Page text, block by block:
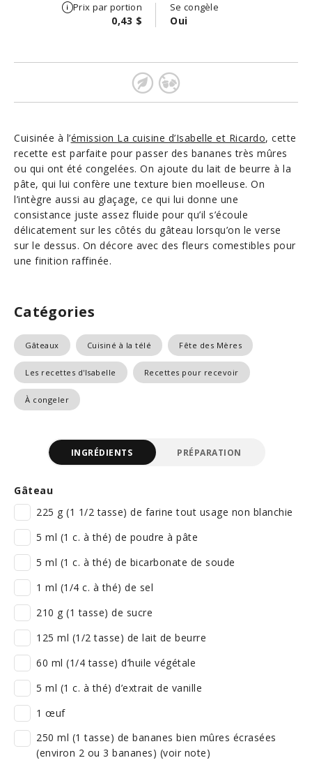
Prix par portion
0,43 $
Se congèle
Oui
Cuisinée à l’émission La cuisine d’Isabelle et Ricardo, cette
recette est parfaite pour passer des bananes très mûres
ou qui ont été congelées. On ajoute du lait de beurre à la
pâte, qui lui confère une texture bien moelleuse. On
l’intègre aussi au glaçage, ce qui lui donne une
consistance juste assez fluide pour qu’il s’écoule
délicatement sur les côtés du gâteau lorsqu’on le verse
sur le dessus. On décore avec des fleurs comestibles pour
une finition raffinée.
Catégories
Gâteaux Cuisiné à la télé Fête des Mères
Les recettes d'Isabelle Recettes pour recevoir
À congeler
INGRÉDIENTS PRÉPARATION
Gâteau
225 g (1 1/2 tasse) de farine tout usage non blanchie
5 ml (1 c. à thé) de poudre à pâte
5 ml (1 c. à thé) de bicarbonate de soude
1 ml (1/4 c. à thé) de sel
210 g (1 tasse) de sucre
125 ml (1/2 tasse) de lait de beurre
60 ml (1/4 tasse) d’huile végétale
5 ml (1 c. à thé) d’extrait de vanille
1 œuf
250 ml (1 tasse) de bananes bien mûres écrasées
(environ 2 ou 3 bananes) (voir note)